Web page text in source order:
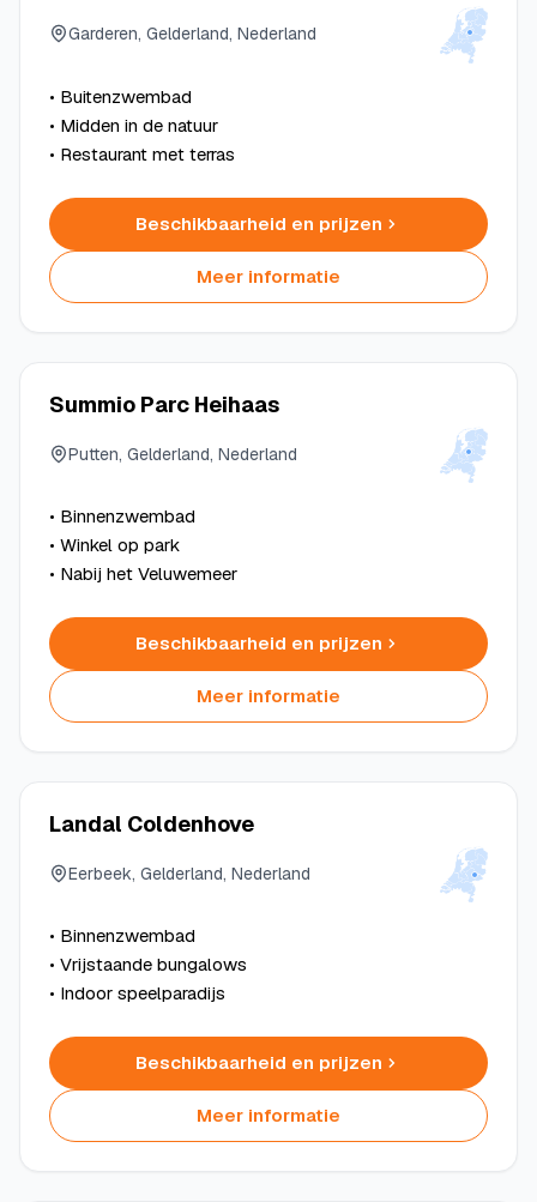
Garderen, Gelderland, Nederland
• Buitenzwembad
• Midden in de natuur
• Restaurant met terras
Beschikbaarheid en prijzen
Meer informatie
Summio Parc Heihaas
Putten, Gelderland, Nederland
• Binnenzwembad
• Winkel op park
• Nabij het Veluwemeer
Beschikbaarheid en prijzen
Meer informatie
Landal Coldenhove
Eerbeek, Gelderland, Nederland
• Binnenzwembad
• Vrijstaande bungalows
• Indoor speelparadijs
Beschikbaarheid en prijzen
Meer informatie